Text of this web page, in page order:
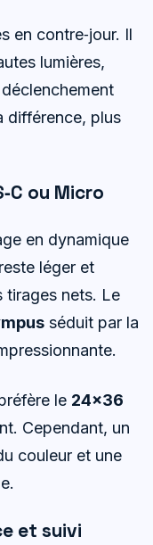
en contre‑jour. Il
lumières,
déclenchement
différence, plus
ou Micro
en dynamique
léger et
tirages nets. Le
séduit par la
le 24×36
Cependant, un
couleur et une
et suivi